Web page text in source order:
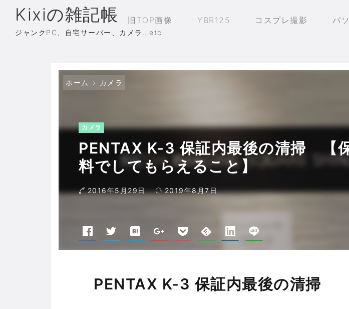
Kixiの雑記帳
ジャンクPC、自宅サーバー、カメラ…etc
旧TOP画像 YBR125 コスプレ撮影 パ
ホーム カメラ
カメラ
PENTAX K-3 保証内最後の清掃 【
料でしてもらえること】
2016年5月29日 2019年8月7日
PENTAX K-3 保証内最後の清掃